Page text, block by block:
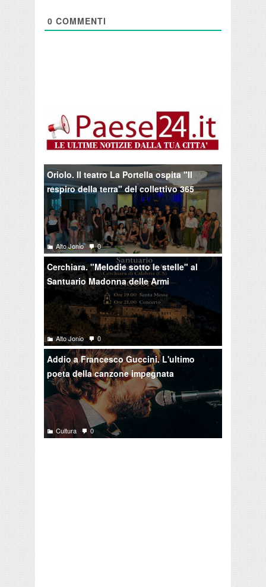
0 COMMENTI
Oriolo. Il teatro La Portella ospita "Il
respiro della terra" del collettivo 365
Alto Jonio 0
Cerchiara. "Melodie sotto le stelle" al
Santuario Madonna delle Armi
Alto Jonio 0
Addio a Francesco Guccini. L'ultimo
poeta della canzone impegnata
Cultura 0